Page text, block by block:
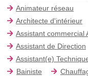
Animateur réseau
Architecte d'intérieur
Assistant commercial
Assistant de Direction
Assistant(e)
Bainiste